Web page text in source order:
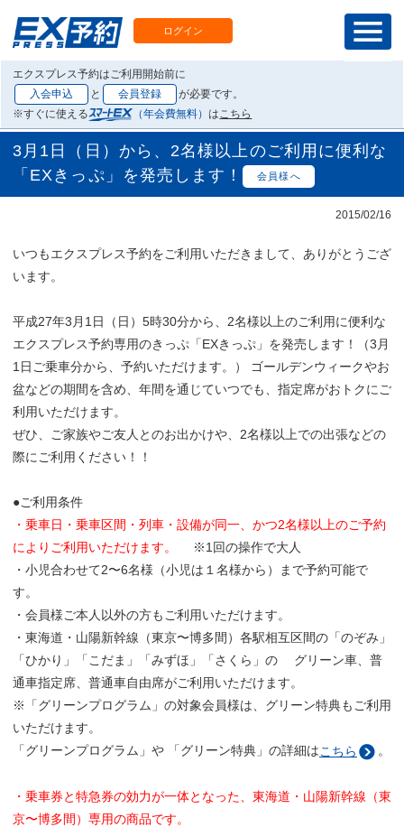
ログイン
エクスプレス予約はご利用開始前に
入会申込
と 会員登録
が必要です。
※すぐに使える
（年会費無料）はこちら
3月1日（日）から、2名様以上のご利用に便利な
「EXきっぷ」を発売します！
会員様へ
2015/02/16
いつもエクスプレス予約をご利用いただきまして、ありがとうござ
います。
平成27年3月1日（日）5時30分から、2名様以上のご利用に便利な
エクスプレス予約専用のきっぷ「EXきっぷ」を発売します！（3月
1日ご乗車分から、予約いただけます。） ゴールデンウィークやお
盆などの期間を含め、年間を通じていつでも、指定席がおトクにご
利用いただけます。
ぜひ、ご家族やご友人とのお出かけや、2名様以上での出張などの
際にご利用ください！！
●ご利用条件
・乗車日・乗車区間・列車・設備が同一、かつ2名様以上のご予約
によりご利用いただけます。
※1回の操作で大人
・小児合わせて2〜6名様（小児は１名様から）まで予約可能で
す。
・会員様ご本人以外の方もご利用いただけます。
・東海道・山陽新幹線（東京〜博多間）各駅相互区間の「のぞみ」
「ひかり」「こだま」「みずほ」「さくら」の グリーン車、普
通車指定席、普通車自由席がご利用いただけます。
※「グリーンプログラム」の対象会員様は、グリーン特典もご利用
いただけます。
「グリーンプログラム」や 「グリーン特典」の詳細はこちら 。
・乗車券と特急券の効力が一体となった、東海道・山陽新幹線（東
京〜博多間）専用の商品です。